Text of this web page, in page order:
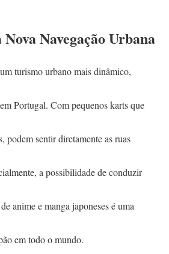
Navegação Urbana
turismo urbano mais dinâmico,
Portugal. Com pequenos karts que
podem sentir diretamente as ruas
a possibilidade de conduzir
anime e manga japoneses é uma
em todo o mundo.